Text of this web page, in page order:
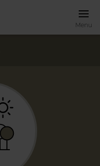
Menu